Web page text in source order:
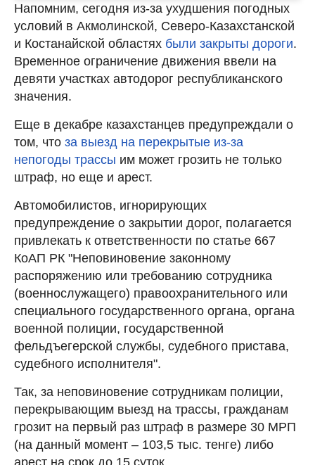
Напомним, сегодня из-за ухудшения погодных
условий в Акмолинской, Северо-Казахстанской
и Костанайской областях были закрыты дороги.
Временное ограничение движения ввели на
девяти участках автодорог республиканского
значения.
Еще в декабре казахстанцев предупреждали о
том, что за выезд на перекрытые из-за
непогоды трассы им может грозить не только
штраф, но еще и арест.
Автомобилистов, игнорирующих
предупреждение о закрытии дорог, полагается
привлекать к ответственности по статье 667
КоАП РК "Неповиновение законному
распоряжению или требованию сотрудника
(военнослужащего) правоохранительного или
специального государственного органа, органа
военной полиции, государственной
фельдъегерской службы, судебного пристава,
судебного исполнителя".
Так, за неповиновение сотрудникам полиции,
перекрывающим выезд на трассы, гражданам
грозит на первый раз штраф в размере 30 МРП
(на данный момент – 103,5 тыс. тенге) либо
арест на срок до 15 суток.